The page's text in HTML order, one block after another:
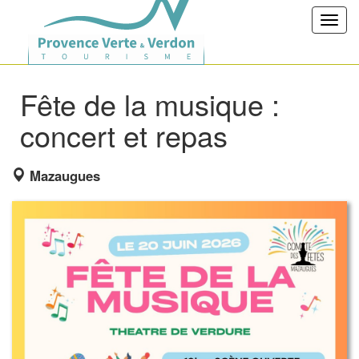
Fête de la musique :
concert et repas
Mazaugues